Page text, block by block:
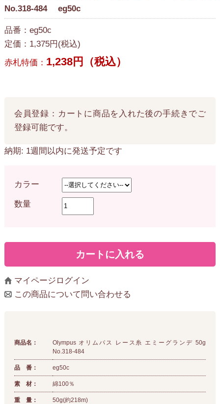
No.318-484 eg50c
品番：eg50c
定価：1,375円(税込)
赤札特価： 1,238円（税込）
会員登録：カートに商品を入れた後の手続きでご
登録可能です。
納期: 1週間以内に発送予定です
カラー
数量
マイページログイン
この商品について問い合わせる
商品名：
Olympus オリムパス レース糸 エミーグランデ 50g
No.318-484
品 番： eg50c
素 材： 綿100％
重 量： 50g(約218m)